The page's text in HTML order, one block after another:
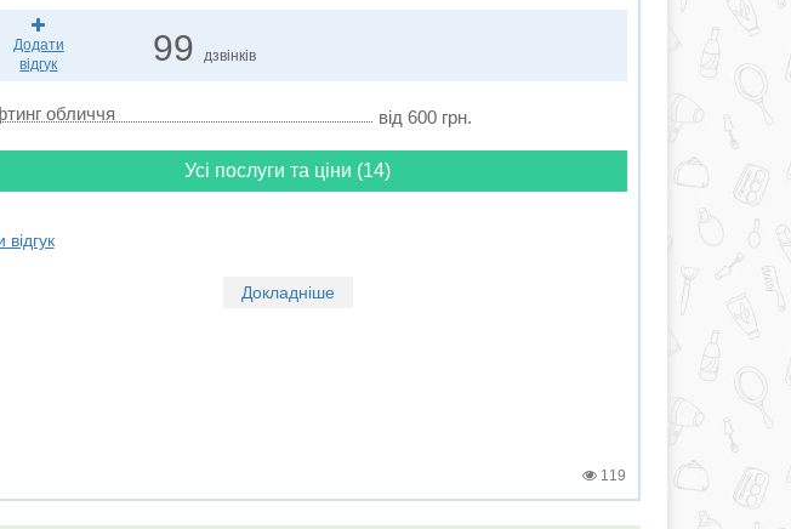
Додати
відгук
99 дзвінків
обличчя від 600 грн.
Усі послуги та ціни (14)
відгук
Докладніше
119